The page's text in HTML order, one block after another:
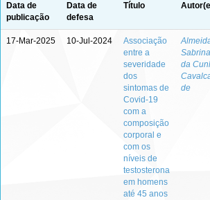
Data de
publicação
Data de
defesa
Título
17-Mar-2025 10-Jul-2024
Associação
entre a
severidade
dos
sintomas de
Covid-19
com a
composição
corporal e
com os
níveis de
testosterona
em homens
até 45 anos
Sabrina
da
de